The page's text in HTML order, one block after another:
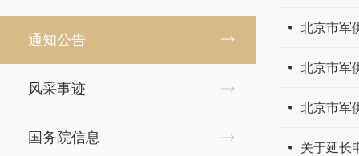
通知公告
风采事迹
国务院信息
北京市军
北京市军
北京市军
关于延长